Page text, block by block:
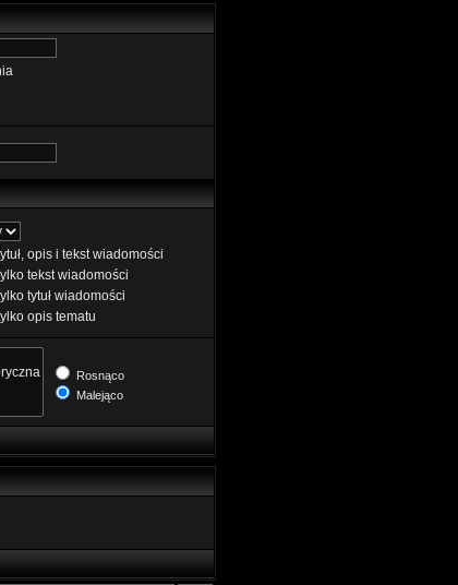
opis i tekst wiadomości
tekst wiadomości
tytuł wiadomości
opis tematu
Rosnąco
Malejąco